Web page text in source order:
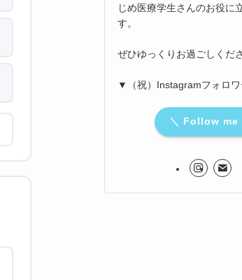
じめ医療学生さんのお役に
す。
ぜひゆっくりお過ごしくだ
▼（祝）Instagramフォロワ
＼ Follow me